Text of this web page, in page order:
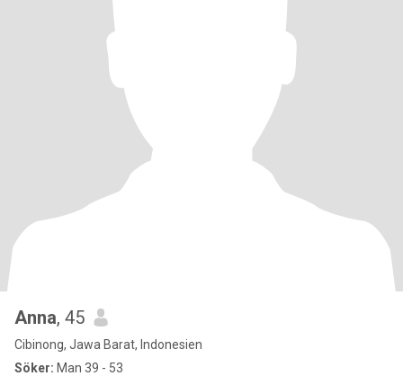
Anna, 45
Cibinong, Jawa Barat, Indonesien
Söker: Man 39 - 53